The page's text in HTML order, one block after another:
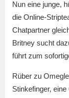
Nun eine junge,
die Online-
Chatpartner
Britney sucht
führt zum
Rüber zu
Stinkefinger,